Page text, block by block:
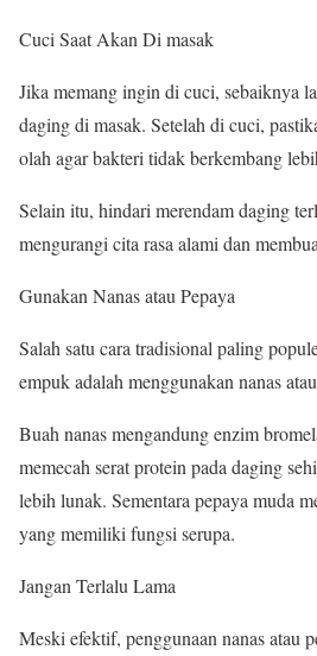
Cuci Saat Akan Di masak
Jika memang ingin di cuci, sebaiknya
daging di masak. Setelah di cuci,
olah agar bakteri tidak berkembang
Selain itu, hindari merendam daging
mengurangi cita rasa alami dan
Gunakan Nanas atau Pepaya
Salah satu cara tradisional paling
empuk adalah menggunakan nanas
Buah nanas mengandung enzim
memecah serat protein pada daging
lebih lunak. Sementara pepaya muda
yang memiliki fungsi serupa.
Jangan Terlalu Lama
Meski efektif, penggunaan nanas atau